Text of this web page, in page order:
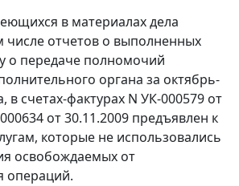
в материалах дела
числе отчетов о выполненных
о передаче полномочий
органа за октябрь-
в счетах-фактурах N УК-000579 от
от 30.11.2009 предъявлен к
которые не использовались
освобождаемых от
операций.